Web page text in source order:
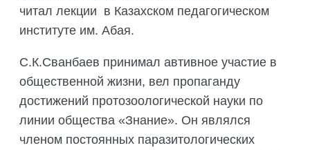
читал лекции в Казахском педагогическом
институте им. Абая.
С.К.Сванбаев принимал автивное участие в
общественной жизни, вел пропаганду
достижений протозоологической науки по
линии общества «Знание». Он являлся
членом постоянных паразитологических